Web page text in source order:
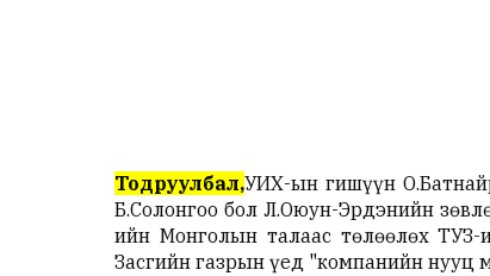
Тодруулбал,УИХ-ын гишүүн
Б.Солонгоо бол Л.Оюун-Эрдэнийн
ийн Монголын талаас төлөөлөх
Засгийн газрын үед "компанийн нууц